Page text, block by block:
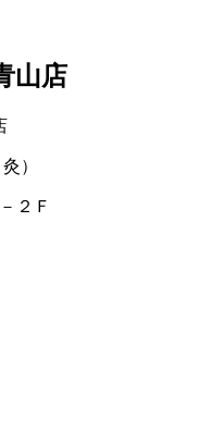
山店
）
２Ｆ